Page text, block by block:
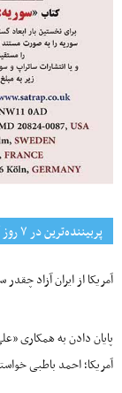
پربیننده‌ترین‌ در ۷ روز گذشته
آمریکا از ایران آزاد
پایان دادن به همکاری
آمریکا؛ احمد باطبی